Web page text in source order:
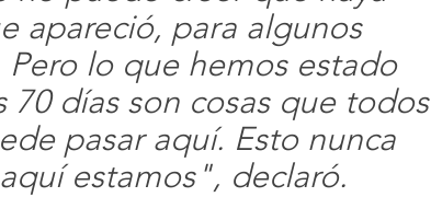
apareció, para algunos
lo que hemos estado
días son cosas que todos
pasar aquí. Esto nunca
estamos", declaró.